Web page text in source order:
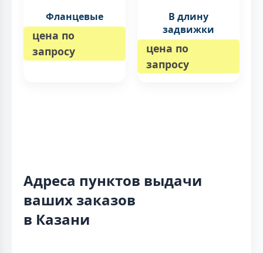
Фланцевые
цена по
запросу
В длину
задвижки
цена по
запросу
Адреса пунктов выдачи
ваших заказов
в Казани